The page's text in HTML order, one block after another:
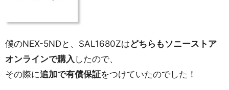
僕のNEX-5NDと、SAL1680Zはどちらもソニーストア
オンラインで購入 したので、
その際に追加で有償保証をつけていたのでした！